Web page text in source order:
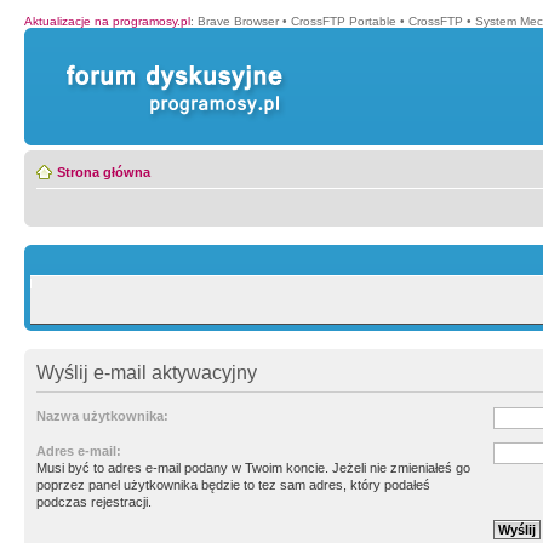
Aktualizacje na programosy.pl: Brave Browser • CrossFTP Portable • CrossFTP • System
Strona główna
Wyślij e-mail aktywacyjny
Nazwa użytkownika:
Adres e-mail:
Musi być to adres e-mail podany w Twoim koncie. Jeżeli nie zmieniałeś go
poprzez panel użytkownika będzie to tez sam adres, który podałeś
podczas rejestracji.